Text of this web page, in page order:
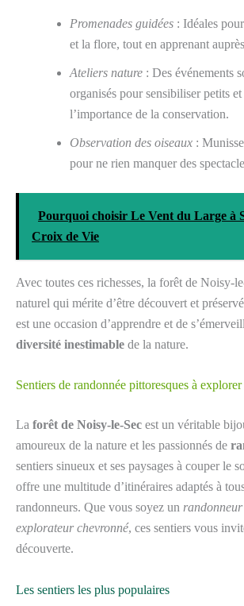
Promenades guidées : Idéales
et la flore, tout en apprenant
Ateliers nature : Des événements
organisés pour sensibiliser petits et
l’importance de la conservation.
Observation des oiseaux :
pour ne rien manquer des
Pourquoi choisir Le Vent du Large à
Croix de Vie
Avec toutes ces richesses, la forêt de Noisy-
naturel qui mérite d’être découvert et
est une occasion d’apprendre et de
diversité inestimable de la nature.
Sentiers de randonnée pittoresques à explorer
La forêt de Noisy-le-Sec est un véritable
amoureux de la nature et les passionnés de
sentiers sinueux et ses paysages à couper le
offre une multitude d’itinéraires adaptés à
randonneurs. Que vous soyez un
explorateur chevronné, ces sentiers vous
découverte.
Les sentiers les plus populaires